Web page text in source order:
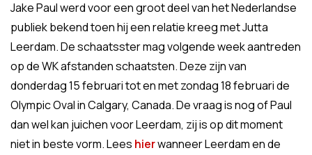
Jake Paul werd voor een groot deel van het Nederlandse
publiek bekend toen hij een relatie kreeg met Jutta
Leerdam. De schaatsster mag volgende week aantreden
op de WK afstanden schaatsten. Deze zijn van
donderdag 15 februari tot en met zondag 18 februari de
Olympic Oval in Calgary, Canada. De vraag is nog of Paul
dan wel kan juichen voor Leerdam, zij is op dit moment
niet in beste vorm. Lees hierwanneer Leerdam en de